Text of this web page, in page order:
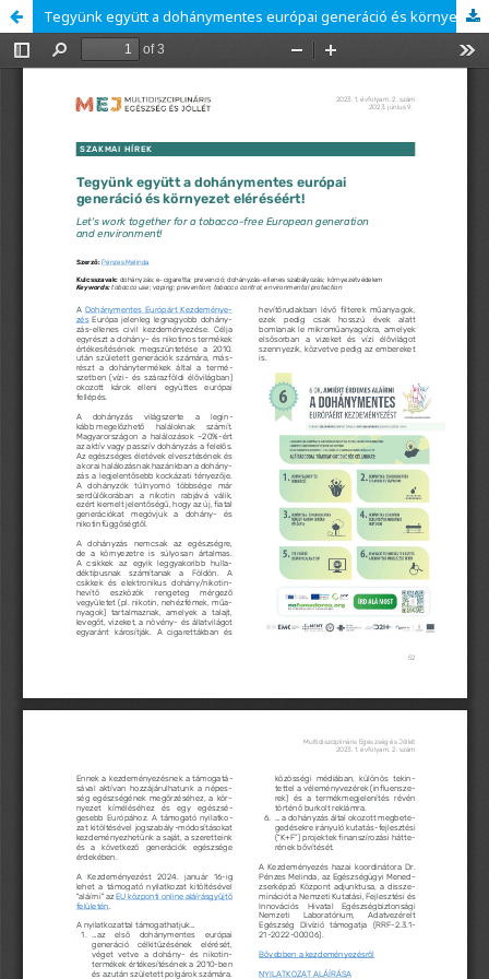
Tegyünk együtt a dohánymentes európai generáció és környezet eléréséért!